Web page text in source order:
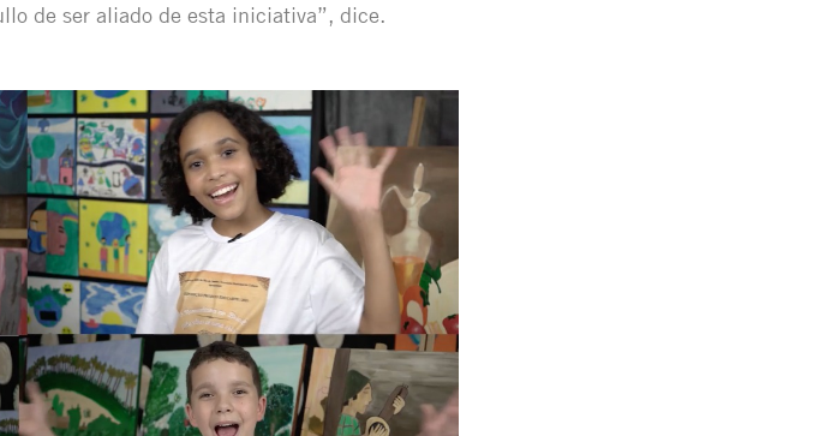
de ser aliado de esta iniciativa”, dice.